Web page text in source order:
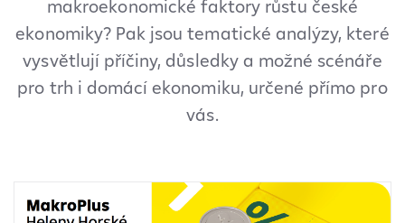
makroekonomické faktory růstu české
ekonomiky? Pak jsou tematické analýzy, které
vysvětlují příčiny, důsledky a možné scénáře
pro trh i domácí ekonomiku, určené přímo pro
vás.